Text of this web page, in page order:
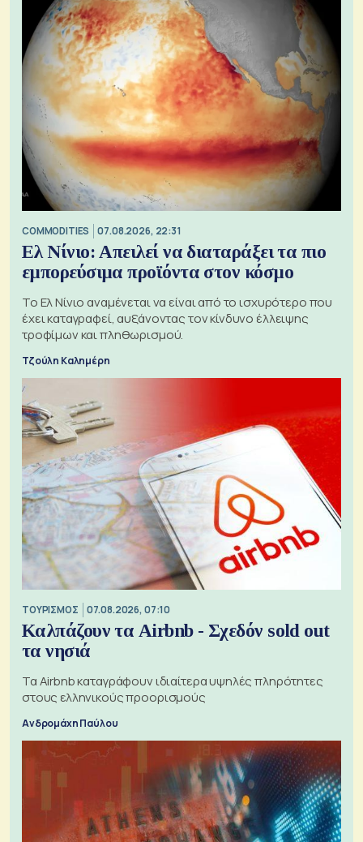
COMMODITIES 07.08.2026, 22:31
Ελ Νίνιο: Απειλεί να διαταράξει τα πιο
εμπορεύσιμα προϊόντα στον κόσμο
Το Ελ Νίνιο αναμένεται να είναι από το ισχυρότερο που
έχει καταγραφεί, αυξάνοντας τον κίνδυνο έλλειψης
τροφίμων και πληθωρισμού.
Τζούλη Καλημέρη
ΤΟΥΡΙΣΜΟΣ 07.08.2026, 07:10
Καλπάζουν τα Airbnb - Σχεδόν sold out
τα νησιά
Τα Airbnb καταγράφουν ιδιαίτερα υψηλές πληρότητες
στους ελληνικούς προορισμούς
Ανδρομάχη Παύλου